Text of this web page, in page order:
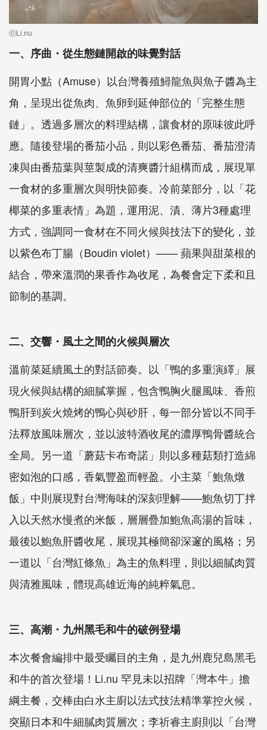
ⓒLi.nu
一、序曲・從生態鏈開啟的味覺對話
開胃小點（Amuse）以台灣養殖鱘龍魚與魚子醬為主
角，呈現出從魚肉、魚卵到延伸部位的「完整生態
鏈」。透過多層次的料理結構，讓食材的原味彼此呼
應。隨後登場的番茄小品，則以彩色番茄、番茄澄清
凍與由番茄葉與莖製成的清爽醬汁組構而成，展現單
一食材的多重層次與明快節奏。冷前菜部分，以「花
椰菜的多重表情」為題，運用泥、漬、薄片3種處理
方式，強調同一食材在不同火候與技法下的變化，並
以紫色布丁腸（Boudin violet）—— 蘋果與甜菜根的
結合，帶來溫潤的果香作為收尾，為餐會定下柔和且
節制的基調。
二、交響・風土之間的火候與層次
溫前菜延續風土的對話節奏。以「鴨的多重演繹」展
現火候與結構的細膩掌握，包含鴨胸火腿風味、香煎
鴨肝到炭火燒烤的鴨心與砂肝，每一部分皆以不同手
法釋放風味層次，並以波特酒收尾的濃厚鴨骨醬統合
全局。另一道「蘑菇卡布奇諾」則以多種菇類打造綿
密如泡的口感，香氣豐盈而輕盈。小主菜「鮑魚燉
飯」中則展現對台灣海味的深刻理解——鮑魚切丁拌
入以天然水慢煮的米飯，層層疊加鮑魚高湯的旨味，
最後以鮑魚肝醬收尾，展現其極簡卻深邃的風格；另
一道以「台灣紅條魚」為主的魚料理，則以細膩肉質
與清雅風味，體現高雄近海的純粹氣息。
三、高潮・九州黑毛和牛的破例登場
本次餐會編排中最受矚目的主角，是九州鹿兒島黑毛
和牛的首次登場！Li.nu 罕見未以招牌「灣本牛」擔
綱主餐，交棒由白水主廚以法式技法精準掌控火候，
突顯日本和牛細膩肉質層次；李祈睿主廚則以「台灣